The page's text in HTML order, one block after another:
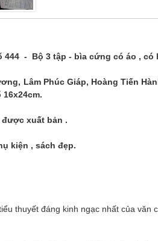
444 - Bộ 3 tập - bìa cứng có áo , có
Lâm Phúc Giáp, Hoàng Tiến
16x24cm.
xuất bản .
kiện , sách đẹp.
thuyết đáng kinh ngạc nhất của văn